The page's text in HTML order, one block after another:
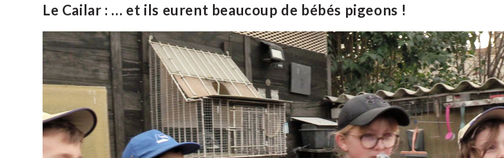
Le Cailar : … et ils eurent beaucoup de bébés pigeons !